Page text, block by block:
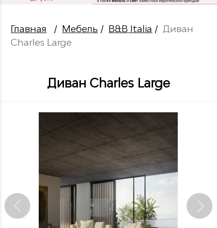
Главная / Мебель / B&B Italia / Диван
Charles Large
Диван Charles Large